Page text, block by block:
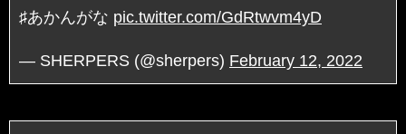
♯あかんがな pic.twitter.com/GdRtwvm4yD
— SHERPERS (@sherpers) February 12, 2022